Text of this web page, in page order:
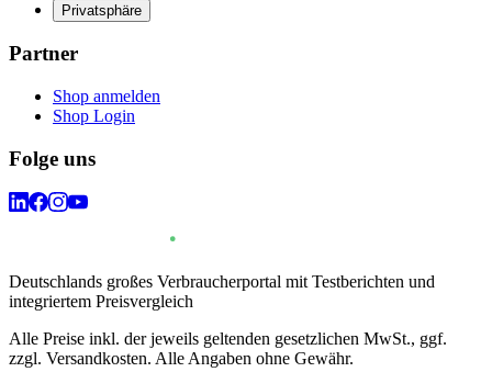
Privatsphäre
Partner
Shop anmelden
Shop Login
Folge uns
Deutschlands großes Verbraucherportal mit Testberichten und
integriertem Preisvergleich
Alle Preise inkl. der jeweils geltenden gesetzlichen MwSt., ggf.
zzgl. Versandkosten. Alle Angaben ohne Gewähr.